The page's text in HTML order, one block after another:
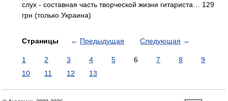
слух - составная часть творческой жизни гитариста… 129
грн (только Украина)
Страницы ← Предыдущая Следующая →
1 2 3 4 5 6 7 8
9
10
11 12 13